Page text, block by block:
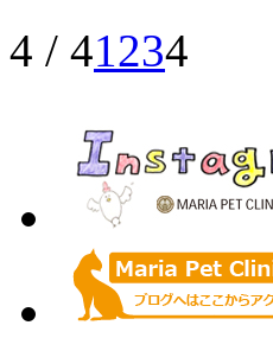
4 / 41234